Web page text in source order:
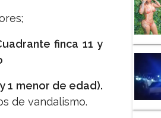
finca 11 y
1 menor de edad).
de vandalismo.